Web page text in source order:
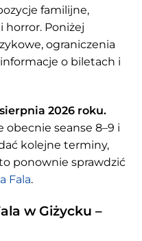
familijne,
horror. Poniżej
ograniczenia
o biletach i
2026 roku.
seanse 8–9 i
kolejne terminy,
ponownie sprawdzić
Fala.
w Giżycku –